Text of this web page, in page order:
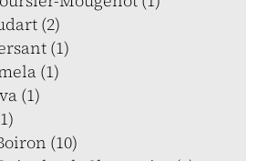
(2)
(1)
(1)
(1)
(10)